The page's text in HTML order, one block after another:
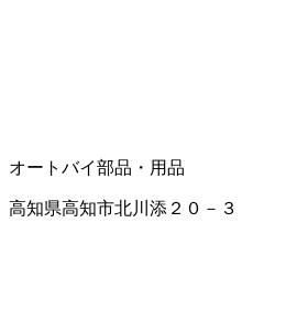
オートバイ部品・用品
高知県高知市北川添２０－３